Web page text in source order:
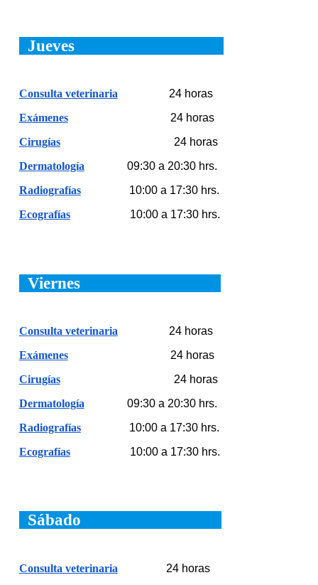
Jueves
Consulta veterinaria 24 horas
Exámenes24 horas
Cirugías
24 horas
Dermatología
09:30 a 20:30hrs.
Radiografías10:00 a 17:30 hrs.
Ecografías10:00 a 17:30 hrs.
Viernes
Consulta veterinaria 24 horas
Exámenes24 horas
Cirugías
24 horas
Dermatología 09:30 a 20:30hrs.
Radiografías10:00 a 17:30 hrs.
Ecografías10:00 a 17:30 hrs.
Sábado
Consulta veterinaria 24 horas